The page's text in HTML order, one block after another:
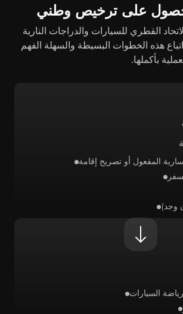
على ترخيص وطني
القطري للسيارات والدراجات النارية
هذه الخطوات البسيطة والسهلة الفهم
بأكملها.
المفعول أو تصريح إقامة
السيارات